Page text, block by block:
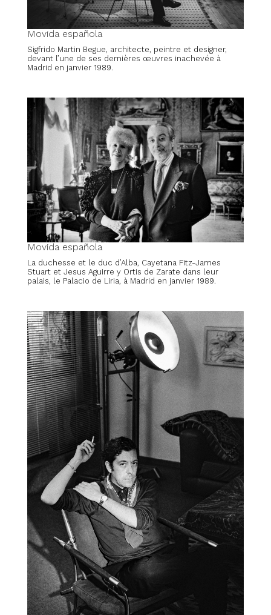
Movida española
Sigfrido Martin Begue, architecte, peintre et designer,
devant l’une de ses dernières œuvres inachevée à
Madrid en janvier 1989.
Movida española
La duchesse et le duc d’Alba, Cayetana Fitz-James
Stuart et Jesus Aguirre y Ortis de Zarate dans leur
palais, le Palacio de Liria, à Madrid en janvier 1989.